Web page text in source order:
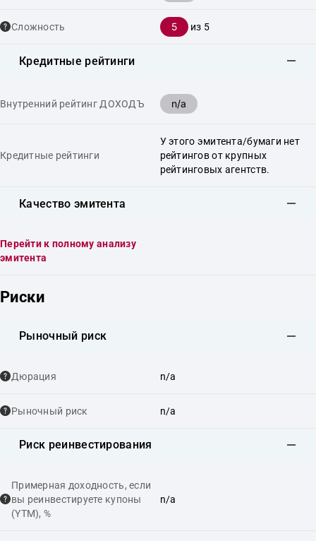
Сложность 5 из 5
Кредитные рейтинги
Внутренний рейтинг ДОХОДЪ n/a
Кредитные рейтинги
У этого эмитента/бумаги нет
рейтингов от крупных
рейтинговых агентств.
Качество эмитента
Перейти к полному анализу
эмитента
Риски
Рыночный риск
Дюрация n/a
Рыночный риск n/a
Риск реинвестирования
Примерная доходность, если
вы реинвестируете купоны
(YTM), %
n/a